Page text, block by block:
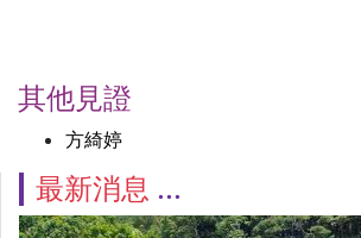
其他見證
方綺婷
最新消息